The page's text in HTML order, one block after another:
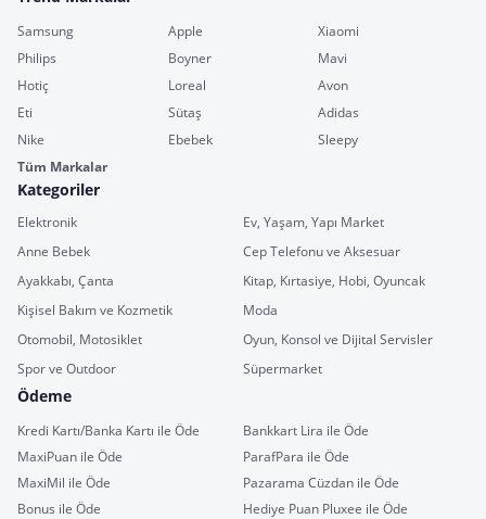
Samsung Apple
Xiaomi
Philips
Boyner
Mavi
Hotiç
Loreal
Avon
Eti
Sütaş
Adidas
Nike
Ebebek
Sleepy
Tüm Markalar
Kategoriler
Elektronik
Ev, Yaşam, Yapı Market
Anne Bebek
Cep Telefonu ve Aksesuar
Ayakkabı, Çanta
Kitap, Kırtasiye, Hobi, Oyuncak
Kişisel Bakım ve Kozmetik
Moda
Otomobil, Motosiklet
Oyun, Konsol ve Dijital Servisler
Spor ve Outdoor
Süpermarket
Ödeme
Kredi Kartı/Banka Kartı ile Öde
Bankkart Lira ile Öde
MaxiPuan ile Öde
ParafPara ile Öde
MaxiMil ile Öde
Pazarama Cüzdan ile Öde
Bonus ile Öde
Hediye Puan Pluxee ile Öde